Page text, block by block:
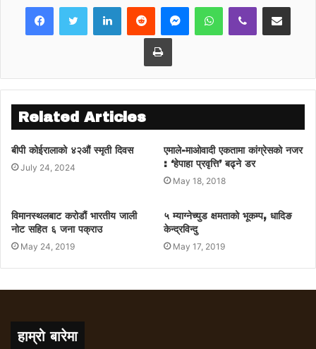
प्रतिशतले विस्तार हुने एडीबीले आफ्नो प्रतिवेदनमा
उल्लेख गरेको छ ।
LinkedInReddit MessengerWhatsAppViber Share via Email
Print
Related Articles
बीपी कोईरालाको ४२औं स्मृती दिवस
July 24, 2024
एमाले-माओवादी एकतामा कांग्रेसको नजर
: ‘हेपाहा प्रवृत्ति’ बढ्ने डर
May 18, 2018
विमानस्थलबाट करोडौं भारतीय जाली
नोट सहित ६ जना पक्राउ
May 24, 2019
५ म्याग्नेच्युड क्षमताको भूकम्प, धादिङ
केन्द्रविन्दु
May 17, 2019
हाम्रो बारेमा